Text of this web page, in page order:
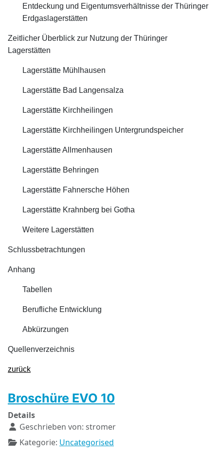
Entdeckung und Eigentumsverhältnisse der Thüringer
Erdgaslagerstätten
Zeitlicher Überblick zur Nutzung der Thüringer
Lagerstätten
Lagerstätte Mühlhausen
Lagerstätte Bad Langensalza
Lagerstätte Kirchheilingen
Lagerstätte Kirchheilingen Untergrundspeicher
Lagerstätte Allmenhausen
Lagerstätte Behringen
Lagerstätte Fahnersche Höhen
Lagerstätte Krahnberg bei Gotha
Weitere Lagerstätten
Schlussbetrachtungen
Anhang
Tabellen
Berufliche Entwicklung
Abkürzungen
Quellenverzeichnis
zurück
Broschüre EVO 10
Details
Geschrieben von: stromer
Kategorie: Uncategorised